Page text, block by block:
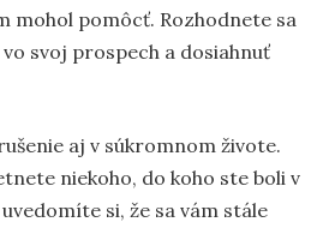
mohol pomôcť. Rozhodnete sa
svoj prospech a dosiahnuť
aj v súkromnom živote.
niekoho, do koho ste boli v
si, že sa vám stále